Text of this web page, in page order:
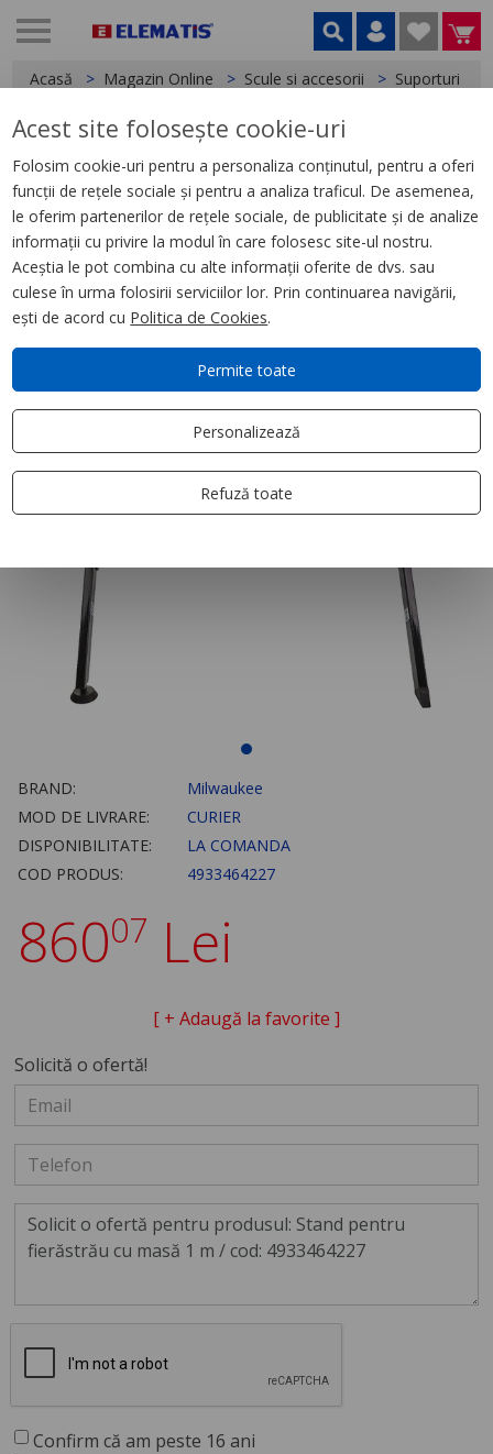
Acasă Magazin Online Scule si accesorii Suporturi și
< Suporturi și bancuri de lucru
Stand pentru fierăstrău cu
masă 1 m
BRAND:
Milwaukee
MOD DE LIVRARE:
CURIER
DISPONIBILITATE:
LA COMANDA
COD PRODUS:
4933464227
86007 Lei
[ + Adaugă la favorite ]
Solicită o ofertă!
Confirm că am peste 16 ani
Acest site folosește cookie-uri
Folosim cookie-uri pentru a personaliza conținutul, pentru a oferi
funcții de rețele sociale și pentru a analiza traficul. De asemenea,
le oferim partenerilor de rețele sociale, de publicitate și de analize
informații cu privire la modul în care folosesc site-ul nostru.
Aceștia le pot combina cu alte informații oferite de dvs. sau
culese în urma folosirii serviciilor lor. Prin continuarea navigării,
ești de acord cu Politica de Cookies.
Permite toate
Personalizează
Refuză toate